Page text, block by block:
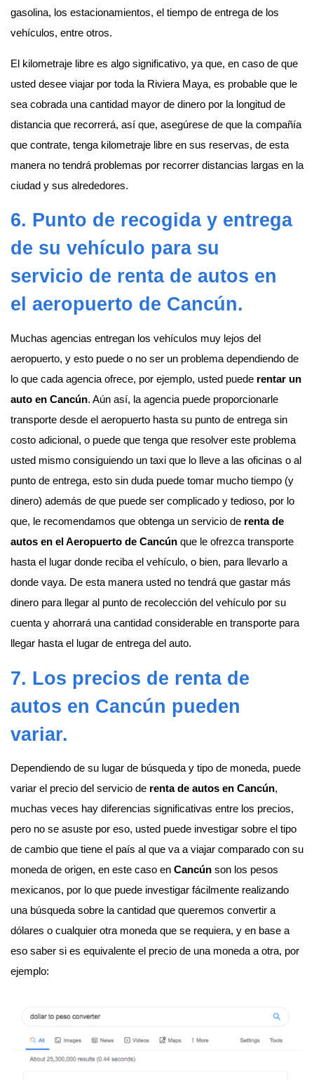
gasolina, los estacionamientos, el tiempo de entrega de los
vehículos, entre otros.
El kilometraje libre es algo significativo, ya que, en caso de que
usted desee viajar por toda la Riviera Maya, es probable que le
sea cobrada una cantidad mayor de dinero por la longitud de
distancia que recorrerá, así que, asegúrese de que la compañía
que contrate, tenga kilometraje libre en sus reservas, de esta
manera no tendrá problemas por recorrer distancias largas en la
ciudad y sus alrededores.
6. Punto de recogida y entrega
de su vehículo para su
servicio de renta de autos en
el aeropuerto de Cancún.
Muchas agencias entregan los vehículos muy lejos del
aeropuerto, y esto puede o no ser un problema dependiendo de
lo que cada agencia ofrece, por ejemplo, usted puede rentar un
auto en Cancún. Aún así, la agencia puede proporcionarle
transporte desde el aeropuerto hasta su punto de entrega sin
costo adicional, o puede que tenga que resolver este problema
usted mismo consiguiendo un taxi que lo lleve a las oficinas o al
punto de entrega, esto sin duda puede tomar mucho tiempo (y
dinero) además de que puede ser complicado y tedioso, por lo
que, le recomendamos que obtenga un servicio de renta de
autos en el Aeropuerto de Cancún que le ofrezca transporte
hasta el lugar donde reciba el vehículo, o bien, para llevarlo a
donde vaya. De esta manera usted no tendrá que gastar más
dinero para llegar al punto de recolección del vehículo por su
cuenta y ahorrará una cantidad considerable en transporte para
llegar hasta el lugar de entrega del auto.
7. Los precios de renta de
autos en Cancún pueden
variar.
Dependiendo de su lugar de búsqueda y tipo de moneda, puede
variar el precio del servicio de renta de autos en Cancún,
muchas veces hay diferencias significativas entre los precios,
pero no se asuste por eso, usted puede investigar sobre el tipo
de cambio que tiene el país al que va a viajar comparado con su
moneda de origen, en este caso en Cancún son los pesos
mexicanos, por lo que puede investigar fácilmente realizando
una búsqueda sobre la cantidad que queremos convertir a
dólares o cualquier otra moneda que se requiera, y en base a
eso saber si es equivalente el precio de una moneda a otra, por
ejemplo: